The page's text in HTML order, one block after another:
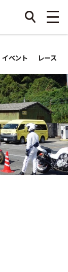
イベント レース